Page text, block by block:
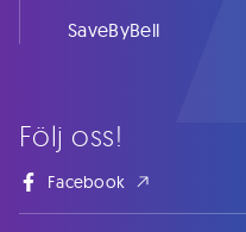
Följ oss!
Facebook
SaveByBell